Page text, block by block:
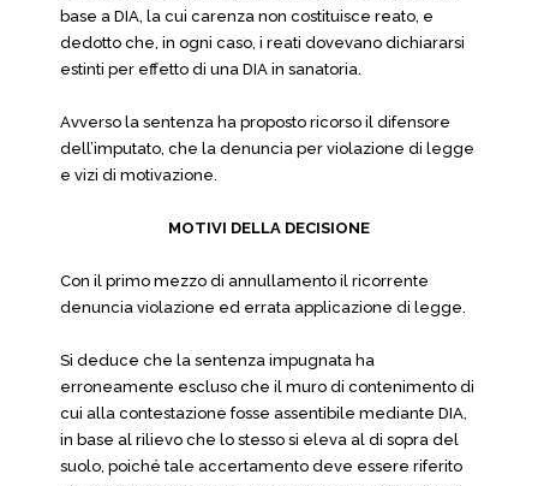
base a DIA, la cui carenza non costituisce reato, e
dedotto che, in ogni caso, i reati dovevano dichiararsi
estinti per effetto di una DIA in sanatoria.
Avverso la sentenza ha proposto ricorso il difensore
dell’imputato, che la denuncia per violazione di legge
e vizi di motivazione.
MOTIVI DELLA DECISIONE
Con il primo mezzo di annullamento il ricorrente
denuncia violazione ed errata applicazione di legge.
Si deduce che la sentenza impugnata ha
erroneamente escluso che il muro di contenimento di
cui alla contestazione fosse assentibile mediante DIA,
in base al rilievo che lo stesso si eleva al di sopra del
suolo, poiché tale accertamento deve essere riferito